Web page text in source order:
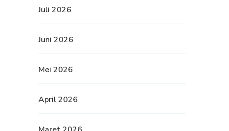
Juli 2026
Juni 2026
Mei 2026
April 2026